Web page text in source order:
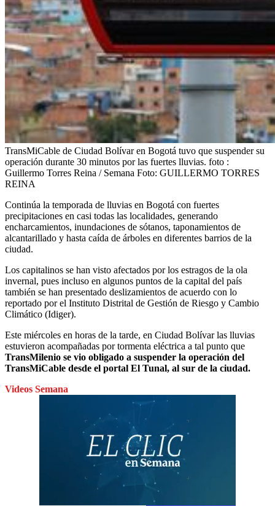
TransMiCable de Ciudad Bolívar en Bogotá tuvo que suspender su
operación durante 30 minutos por las fuertes lluvias. foto :
Guillermo Torres Reina / Semana Foto: GUILLERMO TORRES
REINA
Continúa la temporada de lluvias en Bogotá con fuertes
precipitaciones en casi todas las localidades, generando
encharcamientos, inundaciones de sótanos, taponamientos de
alcantarillado y hasta caída de árboles en diferentes barrios de la
ciudad.
Los capitalinos se han visto afectados por los estragos de la ola
invernal, pues incluso en algunos puntos de la capital del país
también se han presentado deslizamientos de acuerdo con lo
reportado por el Instituto Distrital de Gestión de Riesgo y Cambio
Climático (Idiger).
Este miércoles en horas de la tarde, en Ciudad Bolívar las lluvias
estuvieron acompañadas por tormenta eléctrica a tal punto que
TransMilenio se vio obligado a suspender la operación del
TransMiCable desde el portal El Tunal, al sur de la ciudad.
Videos Semana